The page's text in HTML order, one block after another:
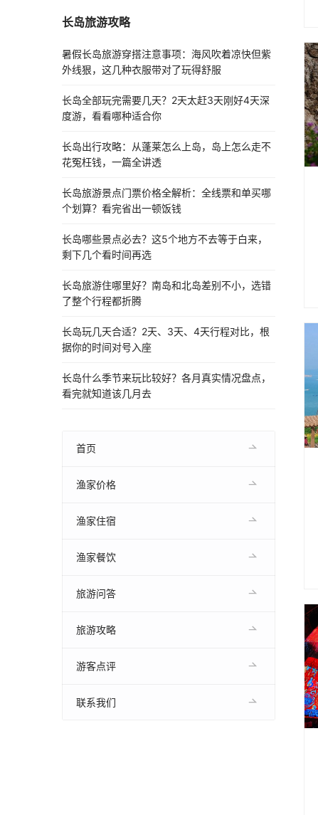
长岛旅游攻略
暑假长岛旅游穿搭注意事项：海风吹着凉快但紫
外线狠，这几种衣服带对了玩得舒服
长岛全部玩完需要几天？2天太赶3天刚好4天深
度游，看看哪种适合你
长岛出行攻略：从蓬莱怎么上岛，岛上怎么走不
花冤枉钱，一篇全讲透
长岛旅游景点门票价格全解析：全线票和单买哪
个划算？看完省出一顿饭钱
长岛哪些景点必去？这5个地方不去等于白来，
剩下几个看时间再选
长岛旅游住哪里好？南岛和北岛差别不小，选错
了整个行程都折腾
长岛玩几天合适？2天、3天、4天行程对比，根
据你的时间对号入座
长岛什么季节来玩比较好？各月真实情况盘点，
看完就知道该几月去
首页
渔家价格
渔家住宿
渔家餐饮
旅游问答
旅游攻略
游客点评
联系我们